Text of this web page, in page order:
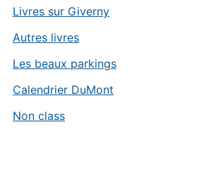
Livres sur Giverny
Autres livres
Les beaux parkings
Calendrier DuMont
Non class